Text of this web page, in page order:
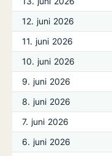
12. juni 2026
11. juni 2026
10. juni 2026
9. juni 2026
8. juni 2026
7. juni 2026
6. juni 2026